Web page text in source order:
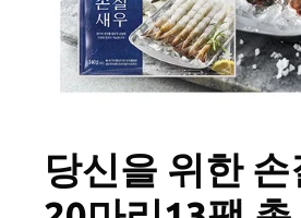
당신을 위한